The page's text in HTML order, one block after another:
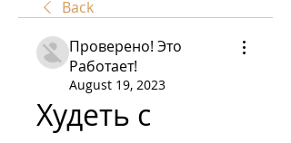
Back
Проверено! Это
Работает!
August 19, 2023
Худеть с